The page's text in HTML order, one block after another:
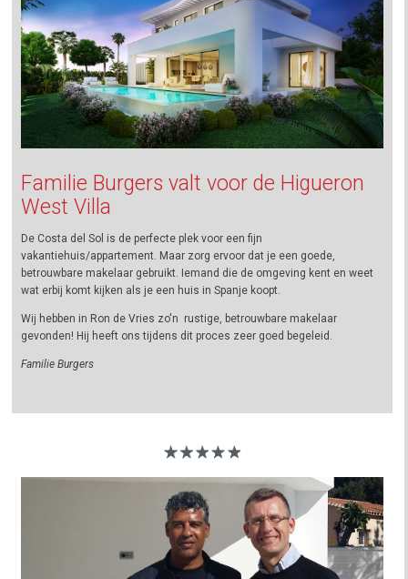
Familie Burgers valt voor de Higueron
West Villa
De Costa del Sol is de perfecte plek voor een fijn
vakantiehuis/appartement. Maar zorg ervoor dat je een goede,
betrouwbare makelaar gebruikt. Iemand die de omgeving kent en weet
wat erbij komt kijken als je een huis in Spanje koopt.
Wij hebben in Ron de Vries zo'n rustige, betrouwbare makelaar
gevonden! Hij heeft ons tijdens dit proces zeer goed begeleid.
Familie Burgers